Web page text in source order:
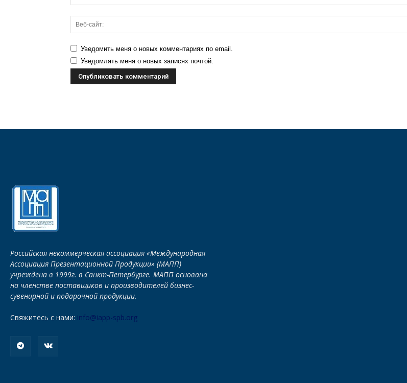
Уведомить меня о новых комментариях по email.
Уведомлять меня о новых записях почтой.
Российская некоммерческая ассоциация «Международная
Ассоциация Презентационной Продукции» (МАПП)
учреждена в 1999г. в Санкт-Петербурге. МАПП основана
на членстве поставщиков и производителей бизнес-
сувенирной и подарочной продукции.
Свяжитесь с нами: info@iapp-spb.org